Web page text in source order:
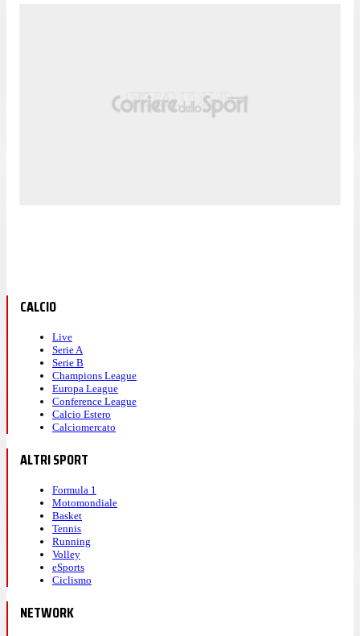
CALCIO
Live
Serie A
Serie B
Champions League
Europa League
Conference League
Calcio Estero
Calciomercato
ALTRI SPORT
Formula 1
Motomondiale
Basket
Tennis
Running
Volley
eSports
Ciclismo
NETWORK